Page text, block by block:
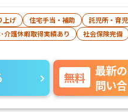
上げ 住宅手当・補助 託児所・育
介護休暇取得実績あり 社会保険完備
無料
最新
問い